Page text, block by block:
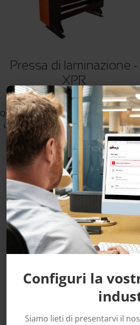
Configuri la
Siamo lieti di presentarvi il
Pressa di laminazione -
XPR
XPR – Pressa a rulli e laminatore 2-in-1
Questa macchina unisce due funzionalità
un unico sistema innovativo di pressatura
continua e laminazione.